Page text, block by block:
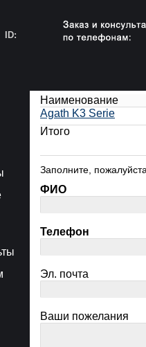
ID:
Наименование
Agath K3 Serie
Итого
Заполните,
ФИО
Телефон
Эл. почта
Ваши пожелания